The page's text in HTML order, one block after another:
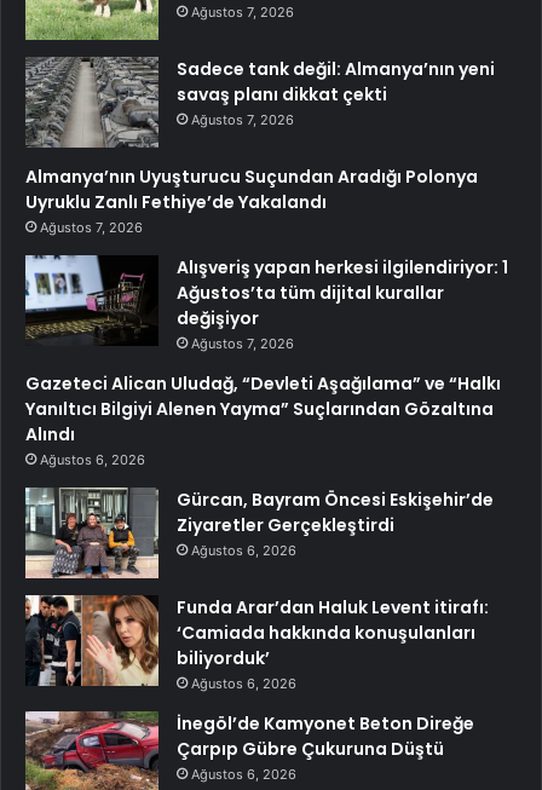
Ağustos 7, 2026
Sadece tank değil: Almanya’nın yeni
savaş planı dikkat çekti
Ağustos 7, 2026
Almanya’nın Uyuşturucu Suçundan Aradığı Polonya
Uyruklu Zanlı Fethiye’de Yakalandı
Ağustos 7, 2026
Alışveriş yapan herkesi ilgilendiriyor: 1
Ağustos’ta tüm dijital kurallar
değişiyor
Ağustos 7, 2026
Gazeteci Alican Uludağ, “Devleti Aşağılama” ve “Halkı
Yanıltıcı Bilgiyi Alenen Yayma” Suçlarından Gözaltına
Alındı
Ağustos 6, 2026
Gürcan, Bayram Öncesi Eskişehir’de
Ziyaretler Gerçekleştirdi
Ağustos 6, 2026
Funda Arar’dan Haluk Levent itirafı:
‘Camiada hakkında konuşulanları
biliyorduk’
Ağustos 6, 2026
İnegöl’de Kamyonet Beton Direğe
Çarpıp Gübre Çukuruna Düştü
Ağustos 6, 2026